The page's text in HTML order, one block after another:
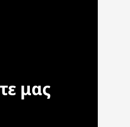
μας